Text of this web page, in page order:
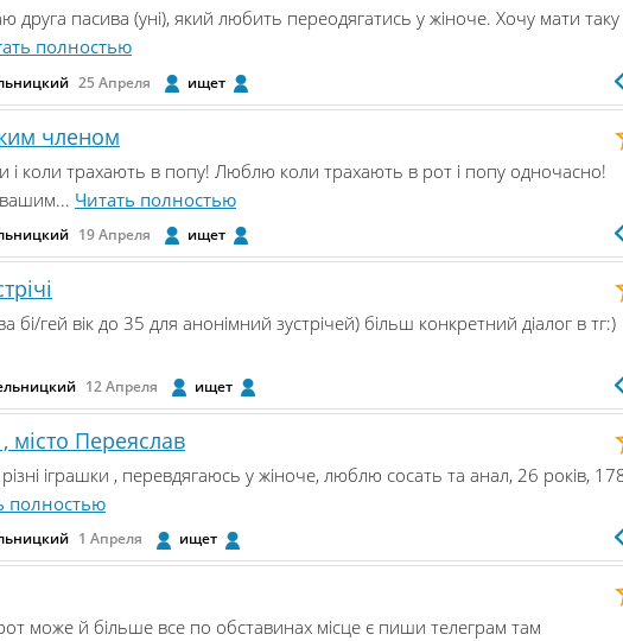
друга пасива (уні), який любить переодягатись у жіноче. Хочу мати таку
полностью
25 Апреля ищет
членом
і коли трахають в попу! Люблю коли трахають в рот і попу одночасно!
вашим... Читать полностью
19 Апреля ищет
бі/гей вік до 35 для анонімний зустрічей) більш конкретний діалог в тг:)
12 Апреля ищет
місто Переяслав
іграшки , перевдягаюсь у жіноче, люблю сосать та анал, 26 років,
полностью
1 Апреля ищет
може й більше все по обставинах місце є пиши телеграм там